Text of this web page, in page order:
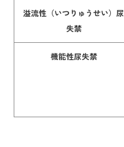
溢流性（いつりゅうせい）尿
失禁
機能性尿失禁